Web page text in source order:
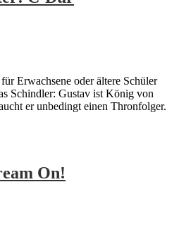
Erwachsene oder ältere Schüler
Schindler: Gustav ist König von
er unbedingt einen Thronfolger.
On!